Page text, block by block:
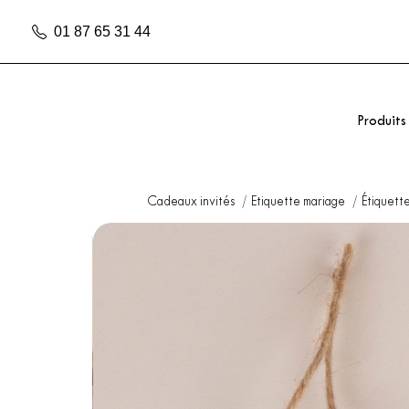
01 87 65 31 44
Produits
Cadeaux invités Etiquette mariage